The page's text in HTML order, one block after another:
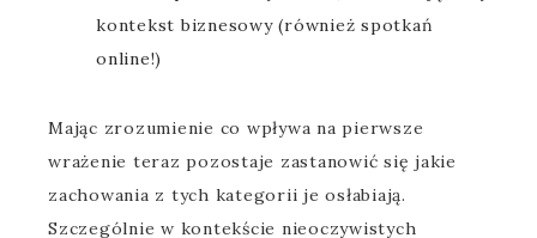
kontekst biznesowy (również spotkań
online!)
Mając zrozumienie co wpływa na pierwsze
wrażenie teraz pozostaje zastanowić się jakie
zachowania z tych kategorii je osłabiają.
Szczególnie w kontekście nieoczywistych